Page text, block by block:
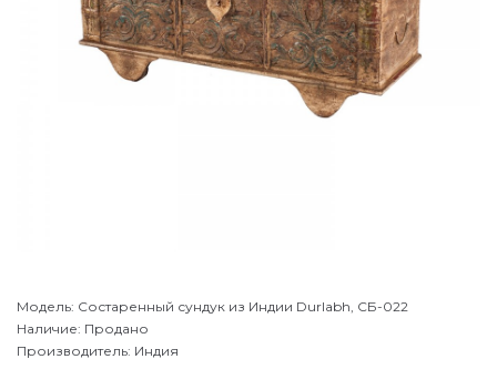
Модель: Состаренный сундук из Индии Durlabh, СБ-022
Наличие: Продано
Производитель: Индия